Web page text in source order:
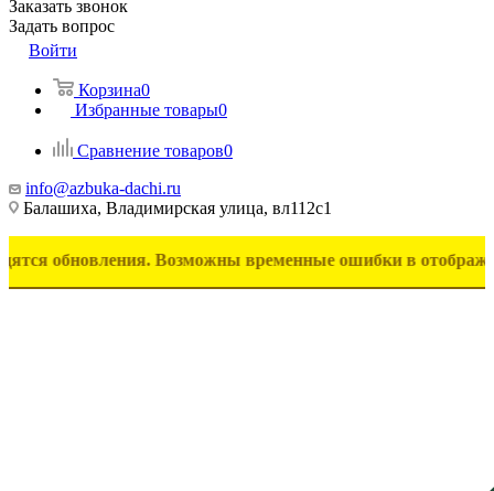
Заказать звонок
Задать вопрос
Войти
Корзина0
Избранные товары0
Сравнение товаров0
info@azbuka-dachi.ru
Балашиха, Владимирская улица, вл112с1
Возможны временные ошибки в отображении